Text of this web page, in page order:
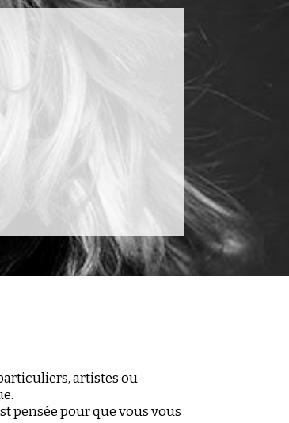
artistes ou
pensée pour que vous vous